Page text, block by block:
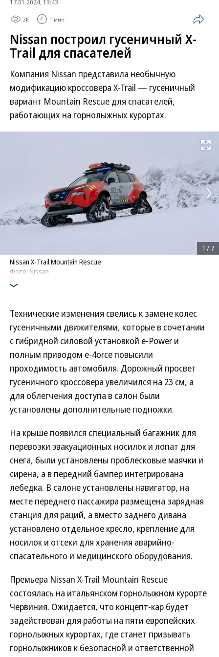
17.01.2024, 13:43
3K 1 мин.
Nissan построил гусеничный X-
Trail для спасателей
Компания Nissan представила необычную
модификацию кроссовера X-Trail — гусеничный
вариант Mountain Rescue для спасателей,
работающих на горнолыжных курортах.
Развернуть
Nissan X-Trail Mountain Rescue
Фото: Nissan
1 / 7
Технические изменения свелись к замене колес
гусеничными движителями, которые в сочетании
с гибридной силовой установкой e-Power и
полным приводом e-4orce повысили
проходимость автомобиля. Дорожный просвет
гусеничного кроссовера увеличился на 23 см, а
для облегчения доступа в салон были
установлены дополнительные подножки.
На крыше появился специальный багажник для
перевозки эвакуационных носилок и лопат для
снега, были установлены проблесковые маячки и
сирена, а в передний бампер интегрирована
лебедка. В салоне установлены навигатор, на
месте переднего пассажира размещена зарядная
станция для раций, а вместо заднего дивана
установлено отдельное кресло, крепление для
носилок и отсеки для хранения аварийно-
спасательного и медицинского оборудования.
Премьера Nissan X-Trail Mountain Rescue
состоялась на итальянском горнолыжном курорте
Червиния. Ожидается, что концепт-кар будет
задействован для работы на пяти европейских
горнолыжных курортах, где станет призывать
горнолыжников к безопасной и ответственной